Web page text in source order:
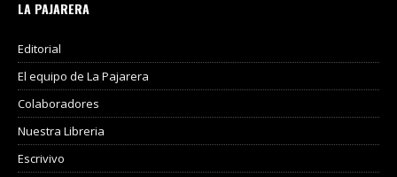
LA PAJARERA
Editorial
El equipo de La Pajarera
Colaboradores
Nuestra Libreria
Escrivivo